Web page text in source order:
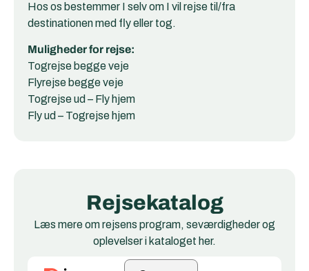
Hos os bestemmer I selv om I vil rejse til/fra
destinationen med fly eller tog.
Muligheder for rejse:
Togrejse begge veje
Flyrejse begge veje
Togrejse ud – Fly hjem
Fly ud – Togrejse hjem
Rejsekatalog
Læs mere om rejsens program, seværdigheder og
oplevelser i kataloget her.